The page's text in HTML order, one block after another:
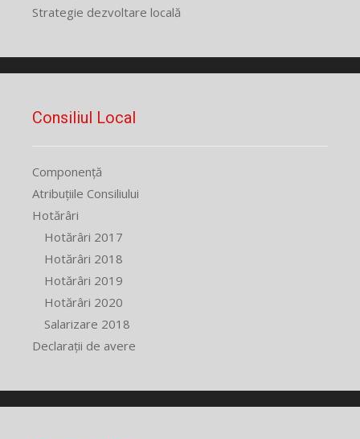
Strategie dezvoltare locală
Consiliul Local
Componență
Atribuțiile Consiliului
Hotărâri
Hotărâri 2017
Hotărâri 2018
Hotărâri 2019
Hotărâri 2020
Salarizare 2018
Declarații de avere